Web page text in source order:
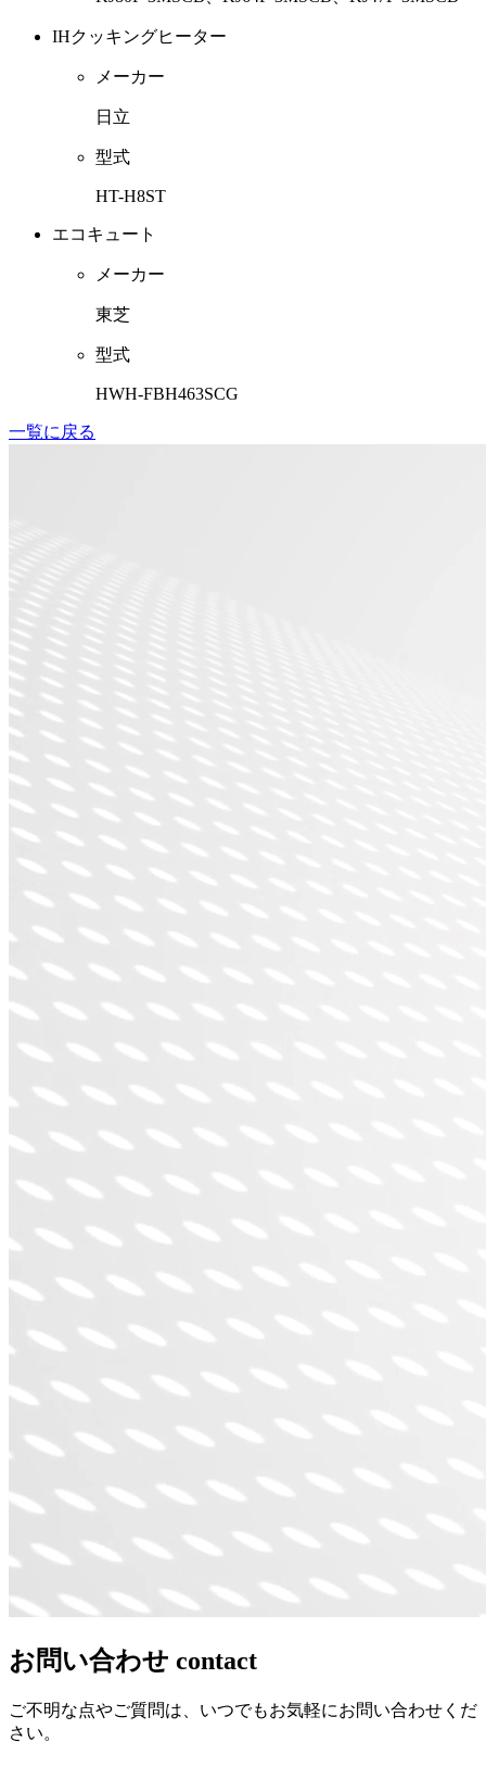
IHクッキングヒーター
メーカー
日立
型式
HT-H8ST
エコキュート
メーカー
東芝
型式
HWH-FBH463SCG
一覧に戻る
お問い合わせ contact
ご不明な点やご質問は、いつでもお気軽にお問い合わせくだ
さい。